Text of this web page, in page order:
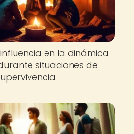
en la dinámica
situaciones de